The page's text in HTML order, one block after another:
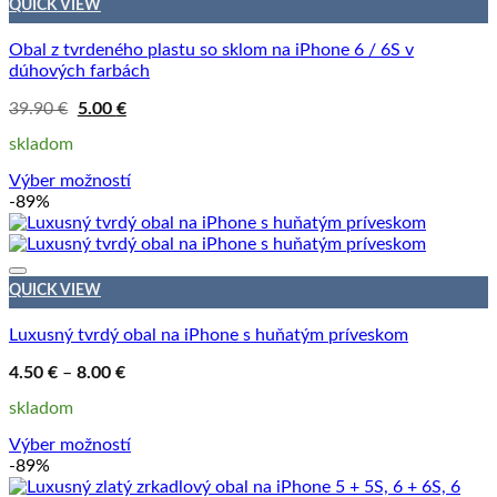
QUICK VIEW
Obal z tvrdeného plastu so sklom na iPhone 6 / 6S v
dúhových farbách
39.90€
Pôvodná
5.00 €Aktuálna
skladom
Výber možností
Tento
produkt
má
viacero
variantov.
Možnosti
si
môžete
vybrať
stránke
-89%
QUICK VIEW
Luxusný tvrdý obal na iPhone s huňatým príveskom
4.50 € – 8.00 €Price
8.00 €
skladom
Výber možností
Tento
produkt
-89%